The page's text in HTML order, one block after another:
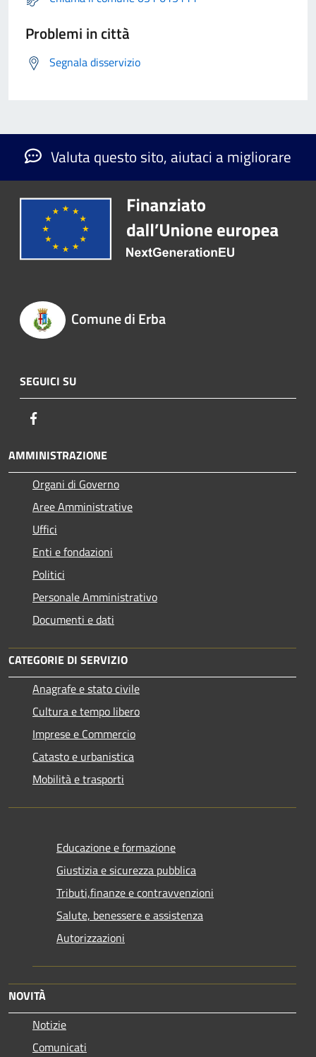
Problemi in città
Segnala disservizio
Valuta questo sito, aiutaci a migliorare
Comune di Erba
SEGUICI SU
AMMINISTRAZIONE
Organi di Governo
Aree Amministrative
Uffici
Enti e fondazioni
Politici
Personale Amministrativo
Documenti e dati
CATEGORIE DI SERVIZIO
Anagrafe e stato civile
Cultura e tempo libero
Imprese e Commercio
Catasto e urbanistica
Mobilità e trasporti
Educazione e formazione
Giustizia e sicurezza pubblica
Tributi,finanze e contravvenzioni
Salute, benessere e assistenza
Autorizzazioni
NOVITÀ
Notizie
Comunicati